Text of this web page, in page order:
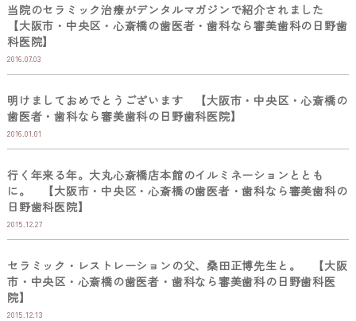
当院のセラミック治療がデンタルマガジンで紹介されました
【大阪市・中央区・心斎橋の歯医者・歯科なら審美歯科の日野歯
科医院】
2016.07.03
明けましておめでとうございます 【大阪市・中央区・心斎橋の
歯医者・歯科なら審美歯科の日野歯科医院】
2016.01.01
行く年来る年。大丸心斎橋店本館のイルミネーションととも
に。 【大阪市・中央区・心斎橋の歯医者・歯科なら審美歯科の
日野歯科医院】
2015.12.27
セラミック・レストレーションの父、桑田正博先生と。 【大阪
市・中央区・心斎橋の歯医者・歯科なら審美歯科の日野歯科医
院】
2015.12.13